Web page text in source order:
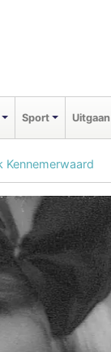
Sport Uitgaan
Kennemerwaard